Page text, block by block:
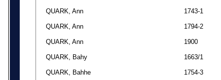
QUARK, Ann 1743-1
QUARK, Ann 1794-2
QUARK, Ann 1900
QUARK, Bahy 1663/1
QUARK, Bahhe 1754-3